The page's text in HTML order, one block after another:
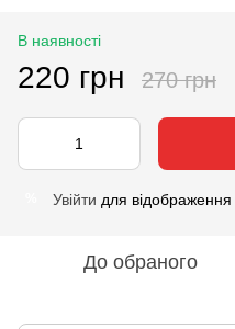
В наявності
220 грн 270 грн
Увійти для відображення
До обраного